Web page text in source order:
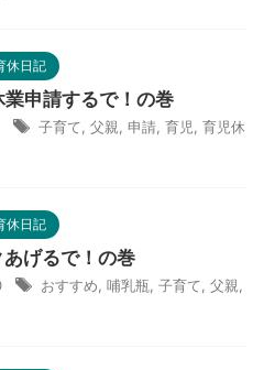
休日記
申請するで！の巻
子育て 父親 申請 育児
育児休
休日記
げるで！の巻
おすすめ 哺乳瓶 子育て 父親